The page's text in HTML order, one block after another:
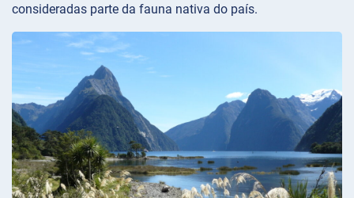
consideradas parte da fauna nativa do país.